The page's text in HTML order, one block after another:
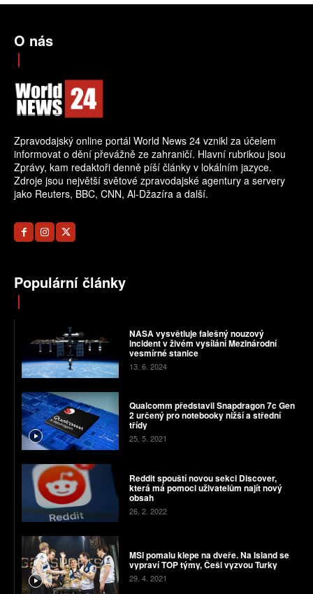
O nás
Zpravodajský online portál World News 24 vznikl za účelem
informovat o dění převážně ze zahraničí. Hlavní rubrikou jsou
Zprávy, kam redaktoři denně píší články v lokálním jazyce.
Zdroje jsou největší světové zpravodajské agentury a servery
jako Reuters, BBC, CNN, Al-Džazíra a další.
Populární články
NASA vysvětluje falešný nouzový
incident v živém vysílání Mezinárodní
vesmírné stanice
13. 6. 2024
Qualcomm představil Snapdragon 7c Gen
2 určený pro notebooky nižší a střední
třídy
25. 5. 2021
Reddit spouští novou sekci Discover,
která má pomoci uživatelům najít nový
obsah
26. 2. 2022
MSI pomalu klepe na dveře. Na Island se
vypraví TOP týmy, Češi vyzvou Turky
29. 4. 2021